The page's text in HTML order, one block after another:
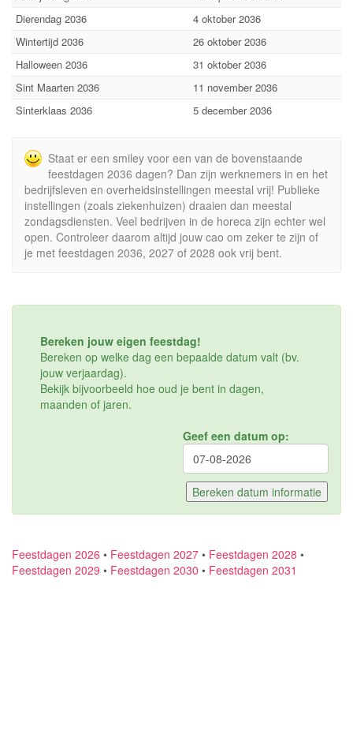
Dierendag 2036
4 oktober 2036
Wintertijd 2036
26 oktober 2036
Halloween 2036
31 oktober 2036
Sint Maarten 2036
11 november 2036
Sinterklaas 2036
5 december 2036
Staat er een smiley voor een van de bovenstaande
feestdagen 2036 dagen? Dan zijn werknemers in en het
bedrijfsleven en overheidsinstellingen meestal vrij! Publieke
instellingen (zoals ziekenhuizen) draaien dan meestal
zondagsdiensten. Veel bedrijven in de horeca zijn echter wel
open. Controleer daarom altijd jouw cao om zeker te zijn of
je met feestdagen 2036, 2027 of 2028 ook vrij bent.
Bereken jouw eigen feestdag!
Bereken op welke dag een bepaalde datum valt (bv.
jouw verjaardag).
Bekijk bijvoorbeeld hoe oud je bent in dagen,
maanden of jaren.
Geef een datum op:
Feestdagen 2026 • Feestdagen 2027 • Feestdagen 2028 •
Feestdagen 2029 • Feestdagen 2030 • Feestdagen 2031